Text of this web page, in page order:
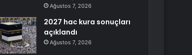
Ağustos 7, 2026
2027 hac kura sonuçları
açıklandı
Ağustos 7, 2026